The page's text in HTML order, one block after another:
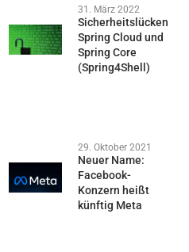
31. März 2022
Sicherheitslücken
Spring Cloud und
Spring Core
(Spring4Shell)
29. Oktober 2021
Neuer Name:
Facebook-
Konzern heißt
künftig Meta